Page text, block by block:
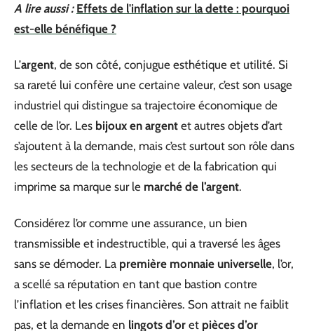
A lire aussi : Effets de l'inflation sur la dette : pourquoi
est-elle bénéfique ?
L’argent, de son côté, conjugue esthétique et utilité. Si
sa rareté lui confère une certaine valeur, c’est son usage
industriel qui distingue sa trajectoire économique de
celle de l’or. Les bijoux en argent et autres objets d’art
s’ajoutent à la demande, mais c’est surtout son rôle dans
les secteurs de la technologie et de la fabrication qui
imprime sa marque sur le marché de l’argent.
Considérez l’or comme une assurance, un bien
transmissible et indestructible, qui a traversé les âges
sans se démoder. La première monnaie universelle, l’or,
a scellé sa réputation en tant que bastion contre
l’inflation et les crises financières. Son attrait ne faiblit
pas, et la demande en lingots d’or et pièces d’or